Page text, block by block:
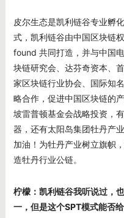
皮尔生态是凯利链谷专业孵
式，凯利链谷由中国区块链
found 共同打造，并与中国
块链研究会、达芬奇资本、
家区块链行业协会、国际知
略合作，促进中国区块链的
坡雷普顿基金会战略投资，
器，还有太阳岛集团牡丹产
加油！为牡丹产业树立旗帜
造牡丹行业公链。
柠檬：凯利链谷我听说过，
一，但是这个SPT模式能否